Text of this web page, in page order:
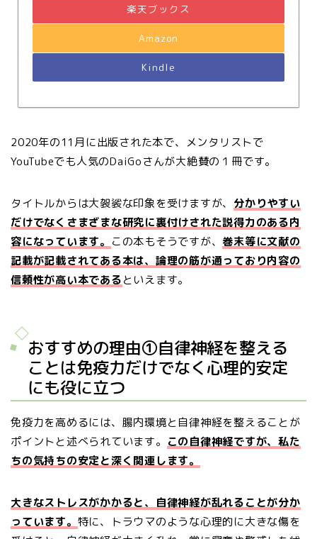
楽天ブックス
Amazon
Kindle
2020年の11月に出版された本で、メンタリストで
YouTubeでも人気のDaiGoさんが大絶賛の１冊です。
タイトルからは大袈裟な印象を受けますが、 分かりやすい
だけでなくさまざまな研究に裏付けされた説得力のある内
容になっています。 この本もそうですが、 巻末等に文献の
記載が記載されてある本は、論理の筋が通っており内容の
信頼性が高い本であるといえます。
おすすめの理由①自律神経を整える
ことは免疫力だけでなく心理的安定
にも役に立つ
免疫力を高めるには、腸内環境と自律神経を整えることが
ポイントと述べられています。 この自律神経ですが、私た
ちの気持ちの安定と深く関連します。
大きなストレスがかかると、自律神経が乱れることが分か
っています。 特に、トラウマのような心理的に大きな傷を